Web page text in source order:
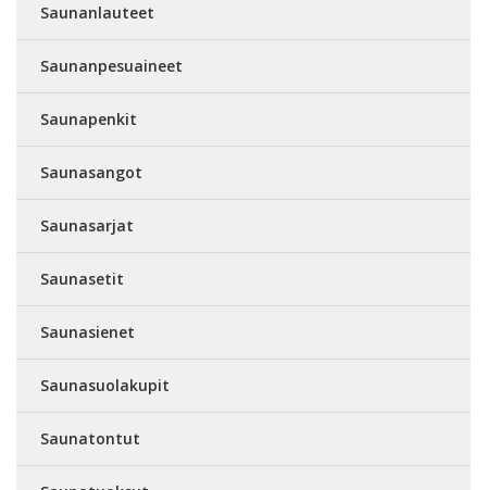
Saunanlauteet
Saunanpesuaineet
Saunapenkit
Saunasangot
Saunasarjat
Saunasetit
Saunasienet
Saunasuolakupit
Saunatontut